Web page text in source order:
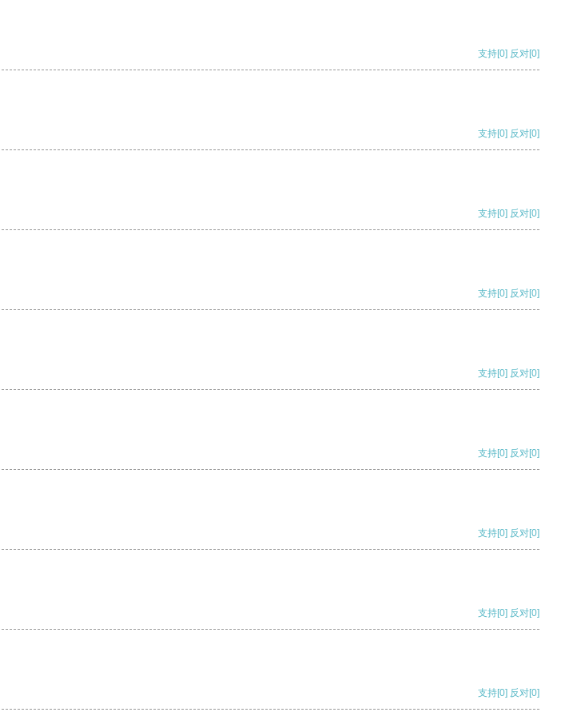
支持[0] 反对[0]
支持[0] 反对[0]
支持[0] 反对[0]
支持[0] 反对[0]
支持[0] 反对[0]
支持[0] 反对[0]
支持[0] 反对[0]
支持[0] 反对[0]
支持[0] 反对[0]